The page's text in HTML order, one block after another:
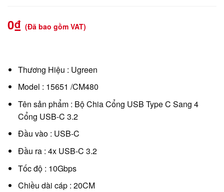
0₫ (Đã bao gồm VAT)
Thương Hiệu : Ugreen
Model : 15651 /CM480
Tên sản phẩm : Bộ Chia Cổng USB Type C Sang 4
Cổng USB-C 3.2
Đầu vào : USB-C
Đầu ra : 4x USB-C 3.2
Tốc độ : 10Gbps
Chiều dài cáp : 20CM